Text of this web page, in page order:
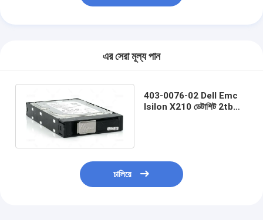
এর সেরা মূল্য পান
403-0076-02 Dell Emc
Isilon X210 ডেটাশিট 2tb
চালিয়ে